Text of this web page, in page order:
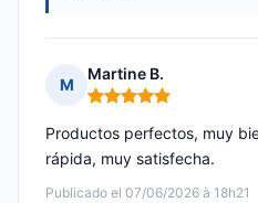
M
Martine B.
Nota: 5 de 5
Publicado el 07/06/2026 à 18h21
Productos perfectos, muy
rápida, muy satisfecha.